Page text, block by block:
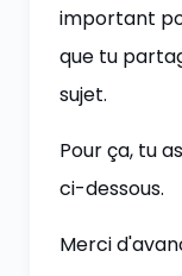
important
que tu
sujet.
Pour ça, tu
ci-dessous.
Merci